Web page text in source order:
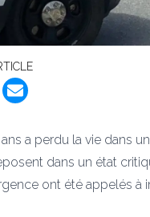
a perdu la vie dans
dans un état
ont été appelés à